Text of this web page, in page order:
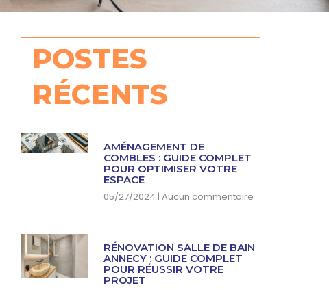
POSTES
RÉCENTS
AMÉNAGEMENT DE
COMBLES : GUIDE COMPLET
POUR OPTIMISER VOTRE
ESPACE
05/27/2024 Aucun commentaire
RÉNOVATION SALLE DE BAIN
ANNECY : GUIDE COMPLET
POUR RÉUSSIR VOTRE
PROJET